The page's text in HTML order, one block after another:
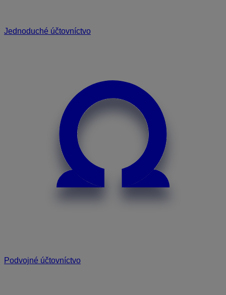
Jednoduché účtovníctvo
Podvojné účtovníctvo